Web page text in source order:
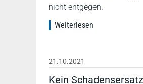
nicht entgegen.
Weiterlesen
21.10.2021
Kein